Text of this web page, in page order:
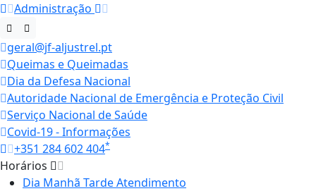
Administração
geral@jf-aljustrel.pt
Queimas e Queimadas
Dia da Defesa Nacional
Autoridade Nacional de Emergência e Proteção Civil
Serviço Nacional de Saúde
Covid-19 - Informações
+351 284 602 404*
Horários
Dia Manhã TardeAtendimento